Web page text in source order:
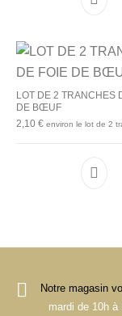
LOT DE 2 TRANCHES
DE BŒUF
2,10€ environ le lot de 2
Notre magasin
mardi de 10h à